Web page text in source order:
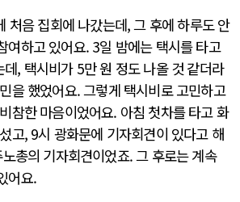
처음 집회에 나갔는데, 그 후에 하루도 안
여하고 있어요. 3일 밤에는 택시를 타고
, 택시비가 5만 원 정도 나올 것 같더라
을 했었어요. 그렇게 택시비로 고민하고
참한 마음이었어요. 아침 첫차를 타고 화
고, 9시 광화문에 기자회견이 있다고 해
총의 기자회견이었죠. 그 후로는 계속
어요.